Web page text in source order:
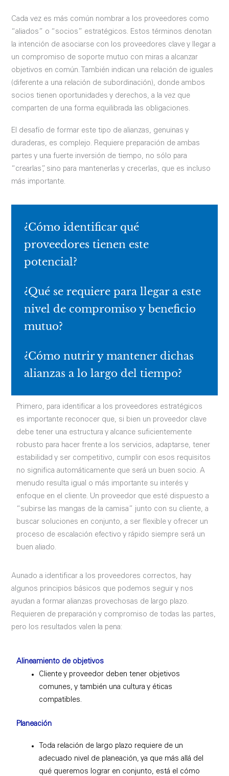
Cada vez es más común nombrar a los proveedores como
“aliados” o “socios” estratégicos. Estos términos denotan
la intención de asociarse con los proveedores clave y llegar a
un compromiso de soporte mutuo con miras a alcanzar
objetivos en común. También indican una relación de iguales
(diferente a una relación de subordinación), donde ambos
socios tienen oportunidades y derechos, a la vez que
comparten de una forma equilibrada las obligaciones.
El desafío de formar este tipo de alianzas, genuinas y
duraderas, es complejo. Requiere preparación de ambas
partes y una fuerte inversión de tiempo, no sólo para
“crearlas”, sino para mantenerlas y crecerlas, que es incluso
más importante.
¿Cómo identificar qué
proveedores tienen este
potencial?
¿Qué se requiere para llegar a este
nivel de compromiso y beneficio
mutuo?
¿Cómo nutrir y mantener dichas
alianzas a lo largo del tiempo?
Primero, para identificar a los proveedores estratégicos
es importante reconocer que, si bien un proveedor clave
debe tener una estructura y alcance suficientemente
robusto para hacer frente a los servicios, adaptarse, tener
estabilidad y ser competitivo, cumplir con esos requisitos
no significa automáticamente que será un buen socio. A
menudo resulta igual o más importante su interés y
enfoque en el cliente. Un proveedor que esté dispuesto a
“subirse las mangas de la camisa” junto con su cliente, a
buscar soluciones en conjunto, a ser flexible y ofrecer un
proceso de escalación efectivo y rápido siempre será un
buen aliado.
Aunado a identificar a los proveedores correctos, hay
algunos principios básicos que podemos seguir y nos
ayudan a formar alianzas provechosas de largo plazo.
Requieren de preparación y compromiso de todas las partes,
pero los resultados valen la pena:
Alineamiento de objetivos
Cliente y proveedor deben tener objetivos
comunes, y también una cultura y éticas
compatibles.
Planeación
Toda relación de largo plazo requiere de un
adecuado nivel de planeación, ya que más allá del
qué queremos lograr en conjunto, está el cómo